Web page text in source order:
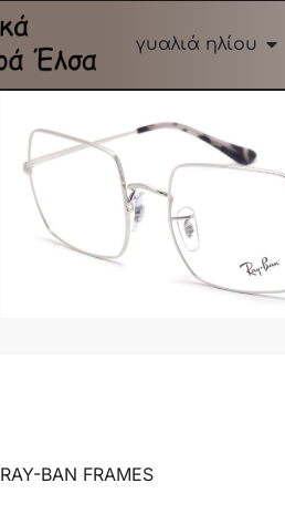
γυαλιά ηλίου
RAY-BAN FRAMES